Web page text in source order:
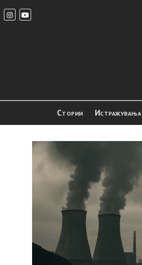
Стории Истражувањa